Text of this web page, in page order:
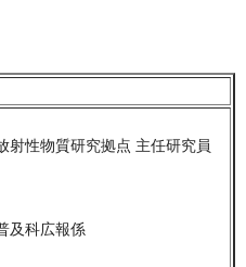
射性物質研究拠点 主任研究員
及科広報係